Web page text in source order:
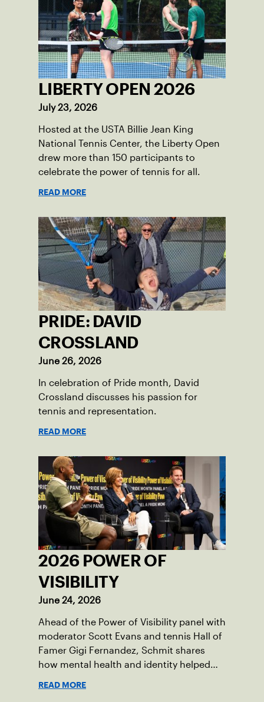
LIBERTY OPEN 2026
July 23, 2026
Hosted at the USTA Billie Jean King
National Tennis Center, the Liberty Open
drew more than 150 participants to
celebrate the power of tennis for all.
READ MORE
PRIDE: DAVID
CROSSLAND
June 26, 2026
In celebration of Pride month, David
Crossland discusses his passion for
tennis and representation.
READ MORE
2026 POWER OF
VISIBILITY
June 24, 2026
Ahead of the Power of Visibility panel with
moderator Scott Evans and tennis Hall of
Famer Gigi Fernandez, Schmit shares
how mental health and identity helped
READ MORE